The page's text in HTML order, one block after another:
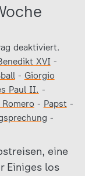
deaktiviert.
XVI -
- Giorgio
Paul II. -
Romero - Papst -
-
eine
Einiges los